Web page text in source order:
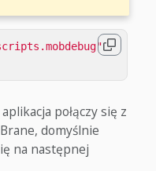
połączy się z
domyślnie
na następnej